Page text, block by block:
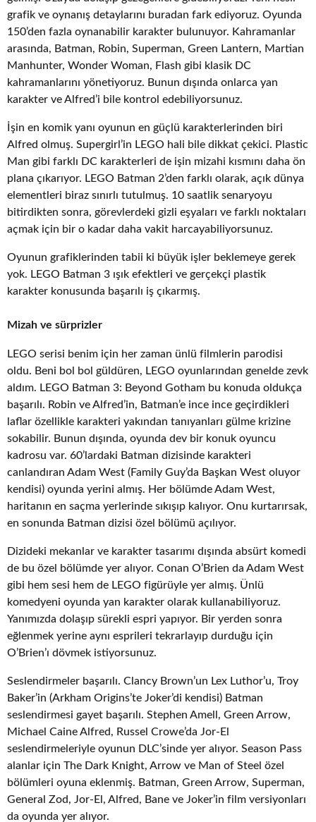
grafik ve oynanış detaylarını buradan fark ediyoruz. Oyunda
150’den fazla oynanabilir karakter bulunuyor. Kahramanlar
arasında, Batman, Robin, Superman, Green Lantern, Martian
Manhunter, Wonder Woman, Flash gibi klasik DC
kahramanlarını yönetiyoruz. Bunun dışında onlarca yan
karakter ve Alfred’i bile kontrol edebiliyorsunuz.
İşin en komik yanı oyunun en güçlü karakterlerinden biri
Alfred olmuş. Supergirl’in LEGO hali bile dikkat çekici. Plastic
Man gibi farklı DC karakterleri de işin mizahi kısmını daha ön
plana çıkarıyor. LEGO Batman 2’den farklı olarak, açık dünya
elementleri biraz sınırlı tutulmuş. 10 saatlik senaryoyu
bitirdikten sonra, görevlerdeki gizli eşyaları ve farklı noktaları
açmak için bir o kadar daha vakit harcayabiliyorsunuz.
Oyunun grafiklerinden tabii ki büyük işler beklemeye gerek
yok. LEGO Batman 3 ışık efektleri ve gerçekçi plastik
karakter konusunda başarılı iş çıkarmış.
Mizah ve sürprizler
LEGO serisi benim için her zaman ünlü filmlerin parodisi
oldu. Beni bol bol güldüren, LEGO oyunlarından genelde zevk
aldım. LEGO Batman 3: Beyond Gotham bu konuda oldukça
başarılı. Robin ve Alfred’in, Batman’e ince ince geçirdikleri
laflar özellikle karakteri yakından tanıyanları gülme krizine
sokabilir. Bunun dışında, oyunda dev bir konuk oyuncu
kadrosu var. 60’lardaki Batman dizisinde karakteri
canlandıran Adam West (Family Guy’da Başkan West oluyor
kendisi) oyunda yerini almış. Her bölümde Adam West,
haritanın en saçma yerlerinde sıkışıp kalıyor. Onu kurtarırsak,
en sonunda Batman dizisi özel bölümü açılıyor.
Dizideki mekanlar ve karakter tasarımı dışında absürt komedi
de bu özel bölümde yer alıyor. Conan O’Brien da Adam West
gibi hem sesi hem de LEGO figürüyle yer almış. Ünlü
komedyeni oyunda yan karakter olarak kullanabiliyoruz.
Yanımızda dolaşıp sürekli espri yapıyor. Bir yerden sonra
eğlenmek yerine aynı esprileri tekrarlayıp durduğu için
O’Brien’ı dövmek istiyorsunuz.
Seslendirmeler başarılı. Clancy Brown’un Lex Luthor’u, Troy
Baker’in (Arkham Origins’te Joker’di kendisi) Batman
seslendirmesi gayet başarılı. Stephen Amell, Green Arrow,
Michael Caine Alfred, Russel Crowe’da Jor-El
seslendirmeleriyle oyunun DLC’sinde yer alıyor. Season Pass
alanlar için The Dark Knight, Arrow ve Man of Steel özel
bölümleri oyuna eklenmiş. Batman, Green Arrow, Superman,
General Zod, Jor-El, Alfred, Bane ve Joker’in film versiyonları
da oyunda yer alıyor.